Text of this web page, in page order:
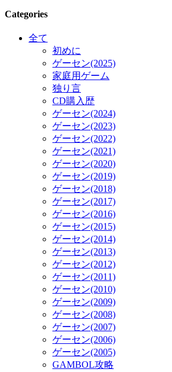
Categories
全て
初めに
ゲーセン(2025)
家庭用ゲーム
独り言
CD購入歴
ゲーセン(2024)
ゲーセン(2023)
ゲーセン(2022)
ゲーセン(2021)
ゲーセン(2020)
ゲーセン(2019)
ゲーセン(2018)
ゲーセン(2017)
ゲーセン(2016)
ゲーセン(2015)
ゲーセン(2014)
ゲーセン(2013)
ゲーセン(2012)
ゲーセン(2011)
ゲーセン(2010)
ゲーセン(2009)
ゲーセン(2008)
ゲーセン(2007)
ゲーセン(2006)
ゲーセン(2005)
GAMBOL攻略